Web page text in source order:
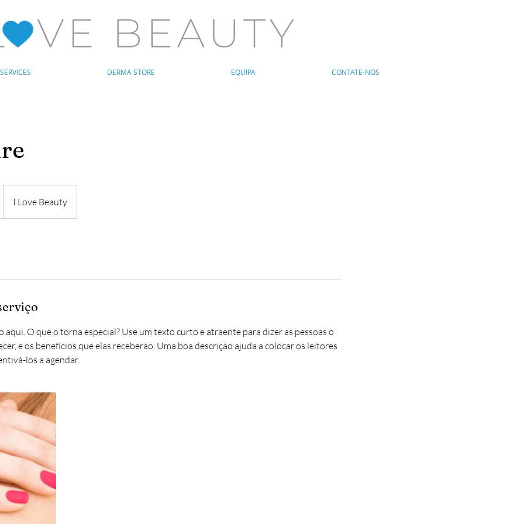
DERMA STORE EQUIPA CONTATE-NOS
I Love Beauty
aqui. O que o torna especial? Use um texto curto e atraente para dizer as pessoas o
e os benefícios que elas receberão. Uma boa descrição ajuda a colocar os leitores
los a agendar.